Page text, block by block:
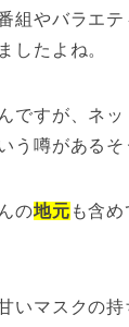
組やバラエ
したよね。
ですが、ネ
う噂があるそ
の地元 も含
いマスクの